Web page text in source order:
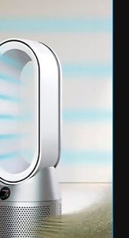
etichetta
Greenpeace
pfas
studio